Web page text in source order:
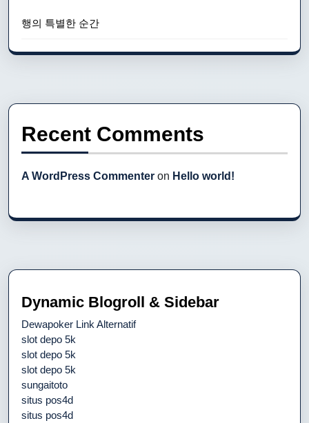
행의 특별한 순간
Recent Comments
A WordPress Commenter on Hello world!
Dynamic Blogroll & Sidebar
Dewapoker Link Alternatif
slot depo 5k
slot depo 5k
slot depo 5k
sungaitoto
situs pos4d
situs pos4d